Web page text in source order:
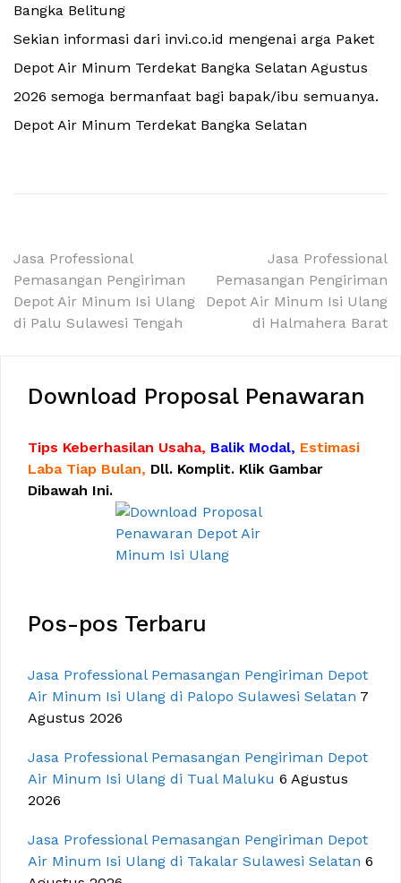
Bangka Belitung
Sekian informasi dari invi.co.id mengenai arga Paket
Depot Air Minum Terdekat Bangka Selatan Agustus
2026 semoga bermanfaat bagi bapak/ibu semuanya.
Depot Air Minum Terdekat Bangka Selatan
Navigasi
pos
Jasa Professional
Pemasangan Pengiriman
Depot Air Minum Isi Ulang
di Palu Sulawesi Tengah
Jasa Professional
Pemasangan Pengiriman
Depot Air Minum Isi Ulang
di Halmahera Barat
Download Proposal Penawaran
Tips Keberhasilan Usaha, Balik Modal, Estimasi
Laba Tiap Bulan, Dll. Komplit. Klik Gambar
Dibawah Ini.
Pos-pos Terbaru
Jasa Professional Pemasangan Pengiriman Depot
Air Minum Isi Ulang di Palopo Sulawesi Selatan 7
Agustus 2026
Jasa Professional Pemasangan Pengiriman Depot
Air Minum Isi Ulang di Tual Maluku 6 Agustus
2026
Jasa Professional Pemasangan Pengiriman Depot
Air Minum Isi Ulang di Takalar Sulawesi Selatan 6